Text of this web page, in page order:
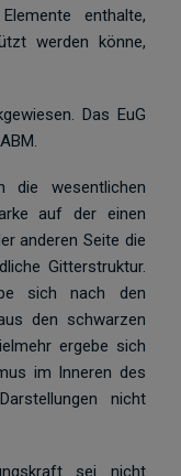
enthalte,
werden könne,
Das EuG
wesentlichen
auf der einen
anderen Seite die
Gitterstruktur.
sich nach den
den schwarzen
ergebe sich
im Inneren des
nicht
sei nicht